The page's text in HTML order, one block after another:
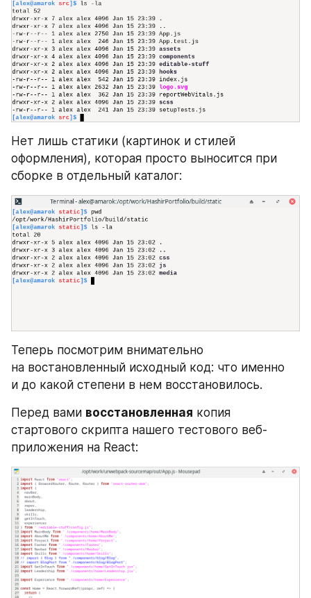
Нет лишь статики (картинок и стилей
оформления), которая просто выносится при
сборке в отдельный каталог:
Теперь посмотрим внимательно
на востановленный исходный код: что именно
и до какой степени в нем восстановилось.
Перед вами восстановленная копия
стартового скрипта нашего тестового веб-
приложения на React: